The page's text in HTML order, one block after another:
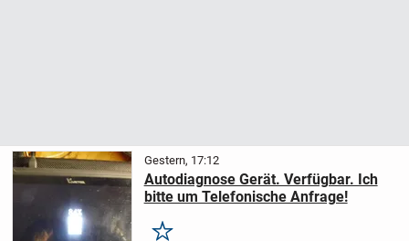
Gestern, 17:12
Autodiagnose Gerät. Verfügbar. Ich
bitte um Telefonische Anfrage!